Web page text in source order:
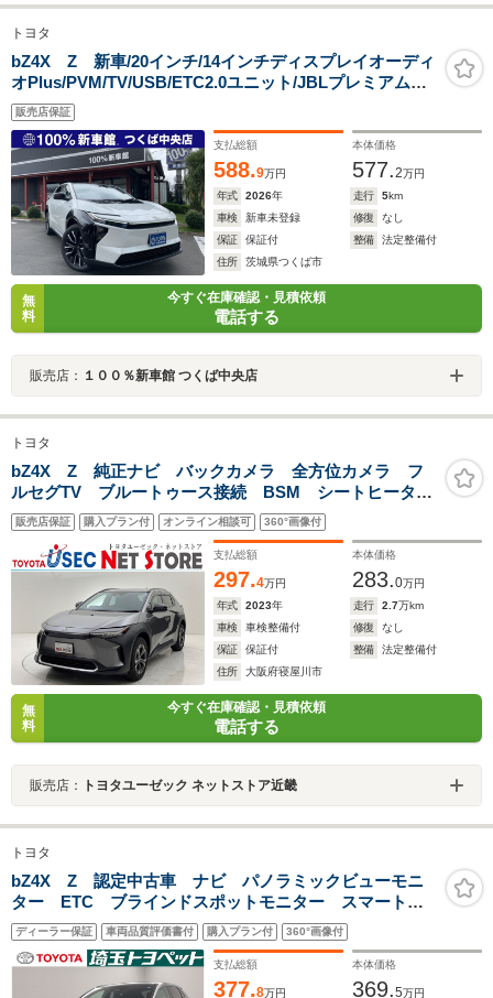
トヨタ
bZ4X Z 新車/20インチ/14インチディスプレイオーディ
オPlus/PVM/TV/USB/ETC2.0ユニット/JBLプレミアムサ
ウンドシステム/デジタルインナーミラー/前席ベンチレー
ション/後席ヒーター/バイザー/トノカバー/ドラレコ前後
販売店保証
支払総額
588.9万円
本体価格
577.2万円
年式
2026年 走行 5km
車検
新車未登録 修復
なし
保証
保証付 整備
法定整備付
住所
茨城県つくば市
無
料
今すぐ在庫確認・見積依頼
電話する
販売店： １００％新車館 つくば中央店
トヨタ
bZ4X Z 純正ナビ バックカメラ 全方位カメラ フ
ルセグTV ブルートゥース接続 BSM シートヒーター/
ベンチレーション デジタルインナーミラー ルーフレ
ール ナノイーXエアコン スマートキー JBLサウン
ド ETC2.0
販売店保証 購入プラン付 オンライン相談可 360°画像付
支払総額
297.4万円
本体価格
283.0万円
年式
2023年 走行 2.7万km
車検
車検整備付 修復
なし
保証
保証付 整備
法定整備付
住所
大阪府寝屋川市
無
料
今すぐ在庫確認・見積依頼
電話する
販売店： トヨタユーゼック ネットストア近畿
トヨタ
bZ4X Z 認定中古車 ナビ パノラミックビューモニ
ター ETC ブラインドスポットモニター スマートキ
ー2個
ディーラー保証 車両品質評価書付 購入プラン付 360°画像付
支払総額
377.8万円
本体価格
369.5万円